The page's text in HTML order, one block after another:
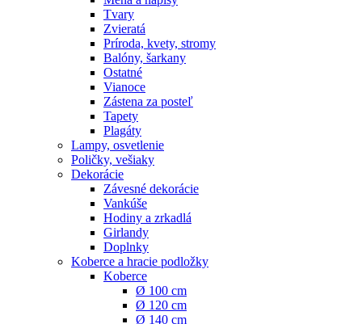
Tvary
Zvieratá
Príroda, kvety, stromy
Balóny, šarkany
Ostatné
Vianoce
Zástena za posteľ
Tapety
Plagáty
Lampy, osvetlenie
Poličky, vešiaky
Dekorácie
Závesné dekorácie
Vankúše
Hodiny a zrkadlá
Girlandy
Doplnky
Koberce a hracie podložky
Koberce
Ø 100 cm
Ø 120 cm
Ø 140 cm